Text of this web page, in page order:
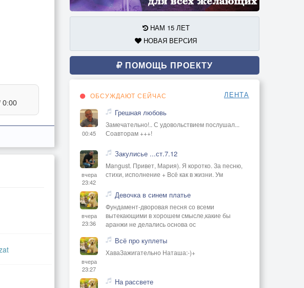
0:00
НАМ 15 ЛЕТ
НОВАЯ ВЕРСИЯ
ПОМОЩЬ ПРОЕКТУ
ОБСУЖДАЮТ СЕЙЧАС ЛЕНТА
00:45
Грешная любовь
Замечательно!.. С удовольствием послушал...
Соавторам +++!
вчера
23:42
Закулисье ...ст.7.12
Mangust. Привет, Мария). Я коротко. За песню,
стихи, исполнение + Всё как в жизни. Ум
вчера
23:36
Девочка в синем платье
Фундамент-дворовая песня со всеми
вытекающими в хорошем смысле,какие бы
аранжи не делались основа ос
вчера
23:27
Всё про куплеты
ХаваЗажигательно Наташа:-)+
На рассвете